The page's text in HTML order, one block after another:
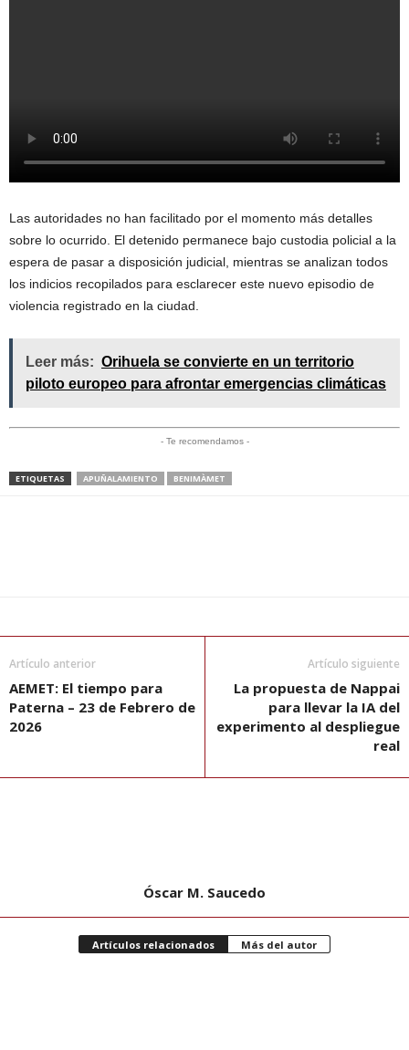
Las autoridades no han facilitado por el momento más detalles
sobre lo ocurrido. El detenido permanece bajo custodia policial a la
espera de pasar a disposición judicial, mientras se analizan todos
los indicios recopilados para esclarecer este nuevo episodio de
violencia registrado en la ciudad.
Leer más: Orihuela se convierte en un territorio
piloto europeo para afrontar emergencias climáticas
- Te recomendamos -
ETIQUETAS APUÑALAMIENTO BENIMÀMET
Artículo anterior
AEMET: El tiempo para
Paterna – 23 de Febrero de
2026
Artículo siguiente
La propuesta de Nappai
para llevar la IA del
experimento al despliegue
real
Óscar M. Saucedo
Artículos relacionados Más del autor